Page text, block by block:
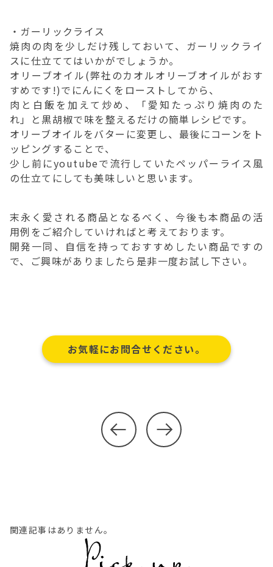
・ガーリックライス
焼肉の肉を少しだけ残しておいて、ガーリックライ
スに仕立ててはいかがでしょうか。
オリーブオイル(弊社のカオルオリーブオイルがおす
すめです!)でにんにくをローストしてから、
肉と白飯を加えて炒め、「愛知たっぷり焼肉のた
れ」と黒胡椒で味を整えるだけの簡単レシピです。
オリーブオイルをバターに変更し、最後にコーンをト
ッピングすることで、
少し前にyoutubeで流行していたペッパーライス風
の仕立てにしても美味しいと思います。
末永く愛される商品となるべく、今後も本商品の活
用例をご紹介していければと考えております。
開発一同、自信を持っておすすめしたい商品ですの
で、ご興味がありましたら是非一度お試し下さい。
お気軽にお問合せください。
関連記事はありません。